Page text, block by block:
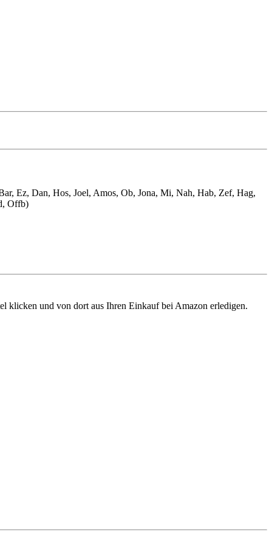
Ez, Dan, Hos, Joel, Amos, Ob, Jona, Mi, Nah, Hab, Zef, Hag,
Offb)
klicken und von dort aus Ihren Einkauf bei Amazon erledigen.